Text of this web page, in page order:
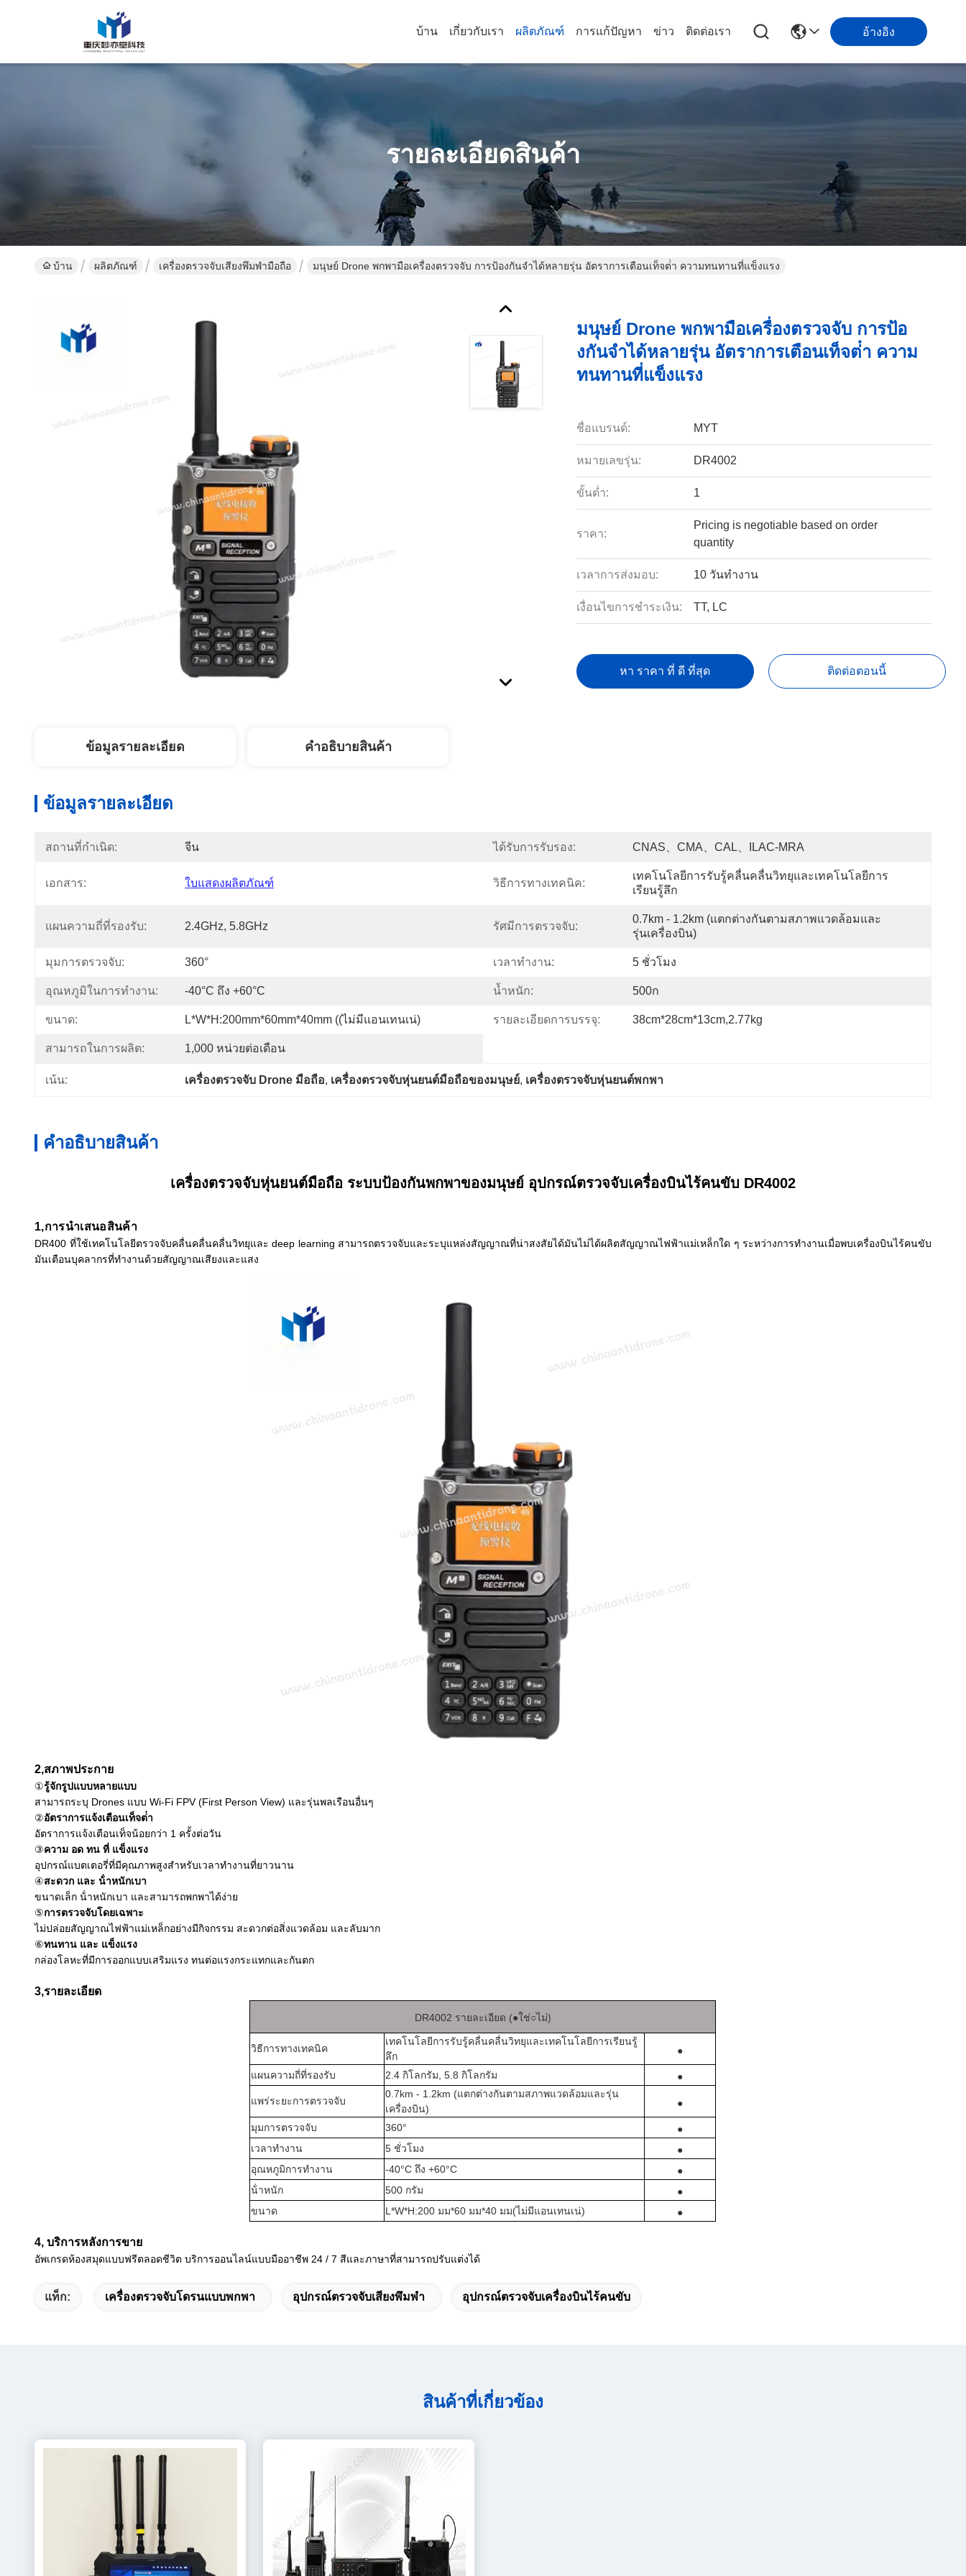
บ้าน เกี่ยวกับเรา ผลิตภัณฑ์ การแก้ปัญหา ข่าว ติดต่อเรา อ้างอิง
รายละเอียดสินค้า
บ้าน ผลิตภัณฑ์ เครื่องตรวจจับเสียงพึมพำมือถือ มนุษย์ Drone พกพามือเครื่องตรวจจับ การป้องกันจําได้หลายรุ่น อัตราการเตือนเท็จต่ํา ความทนทานที่แข็งแรง
มนุษย์ Drone พกพามือเครื่องตรวจจับ การป้อ
งกันจําได้หลายรุ่น อัตราการเตือนเท็จต่ํา ความ
ทนทานที่แข็งแรง
ชื่อแบรนด์: MYT
หมายเลขรุ่น: DR4002
ขั้นต่ำ: 1
ราคา:
Pricing is negotiable based on order
quantity
เวลาการส่งมอบ: 10 วันทำงาน
เงื่อนไขการชำระเงิน: TT, LC
หา ราคา ที่ ดี ที่สุด ติดต่อตอนนี้
ข้อมูลรายละเอียด คําอธิบายสินค้า
ข้อมูลรายละเอียด
สถานที่กำเนิด: จีน ได้รับการรับรอง: CNAS、CMA、CAL、ILAC-MRA
เอกสาร: ใบแสดงผลิตภัณฑ์ วิธีการทางเทคนิค:
เทคโนโลยีการรับรู้คลื่นคลื่นวิทยุและเทคโนโลยีการ
เรียนรู้ลึก
แผนความถี่ที่รองรับ: 2.4GHz, 5.8GHz รัศมีการตรวจจับ:
0.7km - 1.2km (แตกต่างกันตามสภาพแวดล้อมและ
รุ่นเครื่องบิน)
มุมการตรวจจับ: 360° เวลาทำงาน: 5 ชั่วโมง
อุณหภูมิในการทำงาน: -40°C ถึง +60°C น้ำหนัก: 500ก
ขนาด: L*W*H:200mm*60mm*40mm ((ไม่มีแอนเทนเน่) รายละเอียดการบรรจุ: 38cm*28cm*13cm,2.77kg
สามารถในการผลิต: 1,000 หน่วยต่อเดือน
เน้น: เครื่องตรวจจับ Drone มือถือ, เครื่องตรวจจับหุ่นยนต์มือถือของมนุษย์, เครื่องตรวจจับหุ่นยนต์พกพา
คําอธิบายสินค้า
เครื่องตรวจจับหุ่นยนต์มือถือ ระบบป้องกันพกพาของมนุษย์ อุปกรณ์ตรวจจับเครื่องบินไร้คนขับ DR4002
1,การนําเสนอสินค้า
DR400 ที่ใช้เทคโนโลยีตรวจจับคลื่นคลื่นคลื่นวิทยุและ deep learning สามารถตรวจจับและระบุแหล่งสัญญาณที่น่าสงสัยได้มันไม่ได้ผลิตสัญญาณไฟฟ้าแม่เหล็กใด ๆ ระหว่างการทํางานเมื่อพบเครื่องบินไร้คนขับ
มันเตือนบุคลากรที่ทํางานด้วยสัญญาณเสียงและแสง
2,สภาพประกาย
①รู้จักรูปแบบหลายแบบ
สามารถระบุ Drones แบบ Wi-Fi FPV (First Person View) และรุ่นพลเรือนอื่นๆ
②อัตราการแจ้งเตือนเท็จต่ํา
อัตราการแจ้งเตือนเท็จน้อยกว่า 1 ครั้งต่อวัน
③ความ อด ทน ที่ แข็งแรง
อุปกรณ์แบตเตอรี่ที่มีคุณภาพสูงสําหรับเวลาทํางานที่ยาวนาน
④สะดวก และ น้ําหนักเบา
ขนาดเล็ก น้ําหนักเบา และสามารถพกพาได้ง่าย
⑤การตรวจจับโดยเฉพาะ
ไม่ปล่อยสัญญาณไฟฟ้าแม่เหล็กอย่างมีกิจกรรม สะดวกต่อสิ่งแวดล้อม และลับมาก
⑥ทนทาน และ แข็งแรง
กล่องโลหะที่มีการออกแบบเสริมแรง ทนต่อแรงกระแทกและกันตก
3,รายละเอียด
DR4002 รายละเอียด (●ใช่○ไม่)
วิธีการทางเทคนิค
เทคโนโลยีการรับรู้คลื่นคลื่นวิทยุและเทคโนโลยีการเรียนรู้
ลึก
●
แผนความถี่ที่รองรับ 2.4 กิโลกรัม, 5.8 กิโลกรัม ●
แพร่ระยะการตรวจจับ
0.7km - 1.2km (แตกต่างกันตามสภาพแวดล้อมและรุ่น
เครื่องบิน)
●
มุมการตรวจจับ 360°
●
เวลาทํางาน
5 ชั่วโมง
●
อุณหภูมิการทํางาน
-40°C ถึง +60°C
●
น้ําหนัก
500 กรัม
●
ขนาด
L*W*H:200 มม*60 มม*40 มม(ไม่มีแอนเทนเน่) ●
4, บริการหลังการขาย
อัพเกรดห้องสมุดแบบฟรีตลอดชีวิต บริการออนไลน์แบบมืออาชีพ 24 / 7 สีและภาษาที่สามารถปรับแต่งได้
แท็ก: เครื่องตรวจจับโดรนแบบพกพา อุปกรณ์ตรวจจับเสียงพึมพำ อุปกรณ์ตรวจจับเครื่องบินไร้คนขับ
สินค้าที่เกี่ยวข้อง